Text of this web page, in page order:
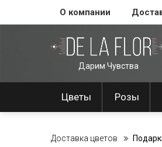
О компании
Дарим Чувства
Цветы Розы
Доставка цветов